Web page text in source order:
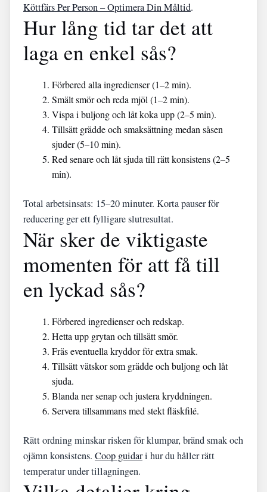
Köttfärs Per Person – Optimera Din Måltid.
Hur lång tid tar det att
laga en enkel sås?
Förbered alla ingredienser (1–2 min).
Smält smör och reda mjöl (1–2 min).
Vispa i buljong och låt koka upp (2–5 min).
Tillsätt grädde och smaksättning medan såsen
sjuder (5–10 min).
Red senare och låt sjuda till rätt konsistens (2–5
min).
Total arbetsinsats: 15–20 minuter. Korta pauser för
reducering ger ett fylligare slutresultat.
När sker de viktigaste
momenten för att få till
en lyckad sås?
Förbered ingredienser och redskap.
Hetta upp grytan och tillsätt smör.
Fräs eventuella kryddor för extra smak.
Tillsätt vätskor som grädde och buljong och låt
sjuda.
Blanda ner senap och justera kryddningen.
Servera tillsammans med stekt fläskfilé.
Rätt ordning minskar risken för klumpar, bränd smak och
ojämn konsistens. Coop guidari hur du håller rätt
temperatur under tillagningen.